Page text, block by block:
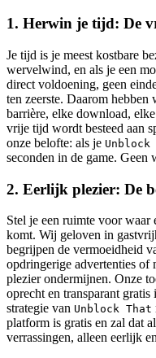
1. Herwin je tijd: De
Je tijd is je meest kostbare
wervelwind, en als je een
direct voldoening, geen
ten zeerste. Daarom
barrière, elke download,
vrije tijd wordt besteed aan
onze belofte: als je Unblock
seconden in de game.
2. Eerlijk plezier: De
Stel je een ruimte voor waar
komt. Wij geloven in
begrijpen de vermoeidheid
opdringerige advertenties of
plezier ondermijnen. Onze
oprecht en transparant
strategie van Unblock That
platform is gratis en zal dat
verrassingen, alleen eerlijk